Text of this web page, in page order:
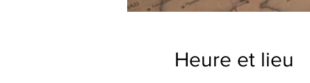
Heure et lieu